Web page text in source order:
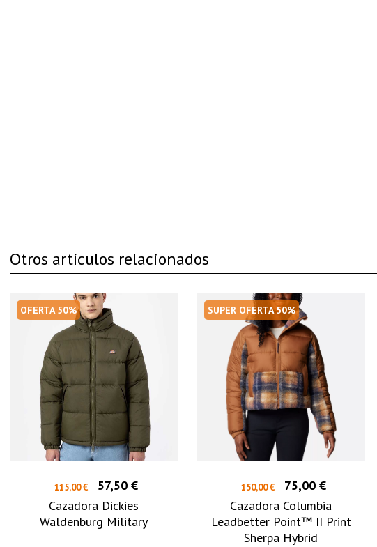
Otros artículos relacionados
OFERTA 50%
115,00 €
57,50 €
Cazadora Dickies
Waldenburg Military
SUPER OFERTA 50%
150,00 €
75,00 €
Cazadora Columbia
Leadbetter Point™ II Print
Sherpa Hybrid